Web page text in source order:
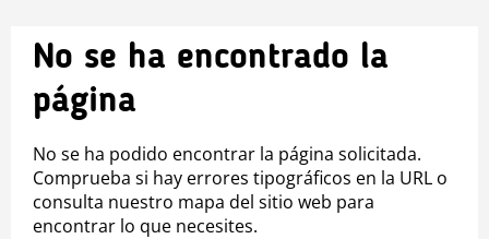
No se ha encontrado la
página
No se ha podido encontrar la página solicitada.
Comprueba si hay errores tipográficos en la URL o
consulta nuestro mapa del sitio web para
encontrar lo que necesites.